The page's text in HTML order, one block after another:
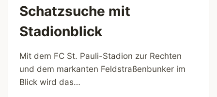
Schatzsuche mit
Stadionblick
Mit dem FC St. Pauli-Stadion zur Rechten
und dem markanten Feldstraßenbunker im
Blick wird das…